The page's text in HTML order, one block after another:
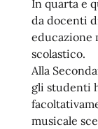
In quarta e
da docenti
educazione
scolastico.
Alla
gli studenti
musicale